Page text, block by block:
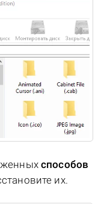
способов
их.